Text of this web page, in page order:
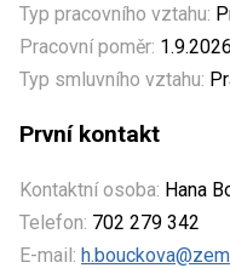
Typ pracovního vztahu:
Pracovní poměr:
Typ smluvního vztahu:
První kontakt
Kontaktní osoba: Hana
Telefon: 702 279 342
E-mail: